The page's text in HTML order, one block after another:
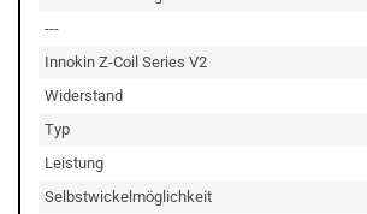
---
Innokin Z-Coil Series V2
Widerstand
Typ
Leistung
Selbstwickelmöglichkeit